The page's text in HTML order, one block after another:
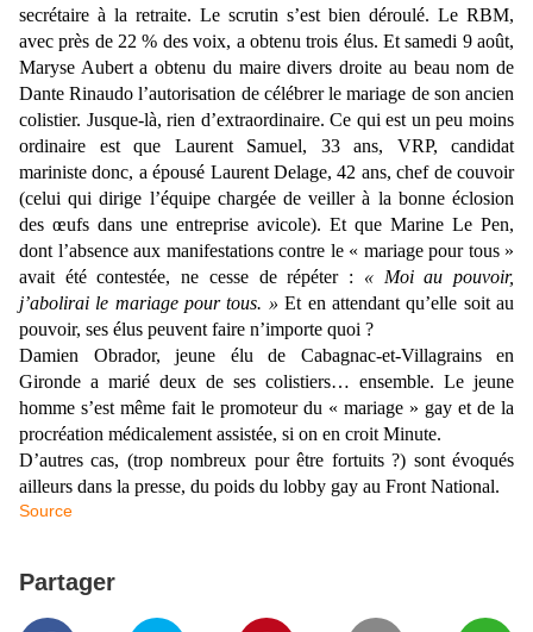
secrétaire à la re­traite. Le scrutin s’est bien déroulé. Le RBM,
avec près de 22 % des voix, a ob­tenu trois élus. Et samedi 9 août,
Ma­ryse Aubert a obtenu du maire divers droite au beau nom de
Dante Rinaudo l’autorisation de célébrer le mariage de son ancien
colistier. Jusque-là, rien d’extraordinaire. Ce qui est un peu moins
ordinaire est que Laurent Samuel, 33 ans, VRP, can­didat
mariniste donc, a épousé Laurent Delage, 42 ans, chef de couvoir
(celui qui dirige l’équipe chargée de veiller à la bonne éclosion
des œufs dans une entreprise avicole). Et que Ma­rine Le Pen,
dont l’absence aux ma­nifestations contre le « mariage pour tous »
avait été contestée, ne cesse de répéter : « Moi au pouvoir,
j’abolirai le mariage pour tous. » Et en attendant qu’elle soit au
pouvoir, ses élus peuvent faire n’importe quoi ?
Damien Obrador, jeune élu de Cabagnac-et-Villagrains en
Gironde a marié deux de ses colistiers… ensemble. Le jeune
homme s’est même fait le promoteur du « mariage » gay et de la
procréation médicalement assistée, si on en croit Minute.
D’autres cas, (trop nombreux pour être fortuits ?) sont évoqués
ailleurs dans la presse, du poids du lobby gay au Front National.
Source
Partager